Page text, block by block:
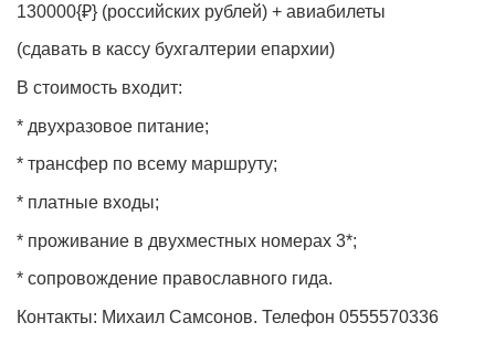
130000{₽} (российских рублей) + авиабилеты
(сдавать в кассу бухгалтерии епархии)
В стоимость входит:
* двухразовое питание;
* трансфер по всему маршруту;
* платные входы;
* проживание в двухместных номерах 3*;
* сопровождение православного гида.
Контакты: Михаил Самсонов. Телефон 0555570336